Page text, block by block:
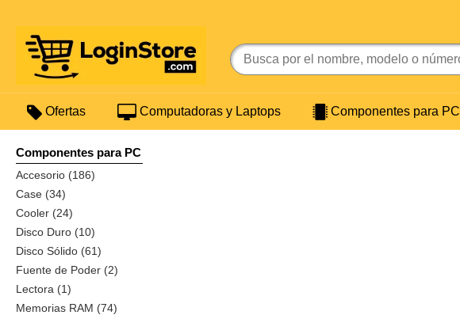
Ofertas Computadoras y Laptops Componentes para PC
Componentes para PC
Accesorio (186)
Case (34)
Cooler (24)
Disco Duro (10)
Disco Sólido (61)
Fuente de Poder (2)
Lectora (1)
Memorias RAM (74)